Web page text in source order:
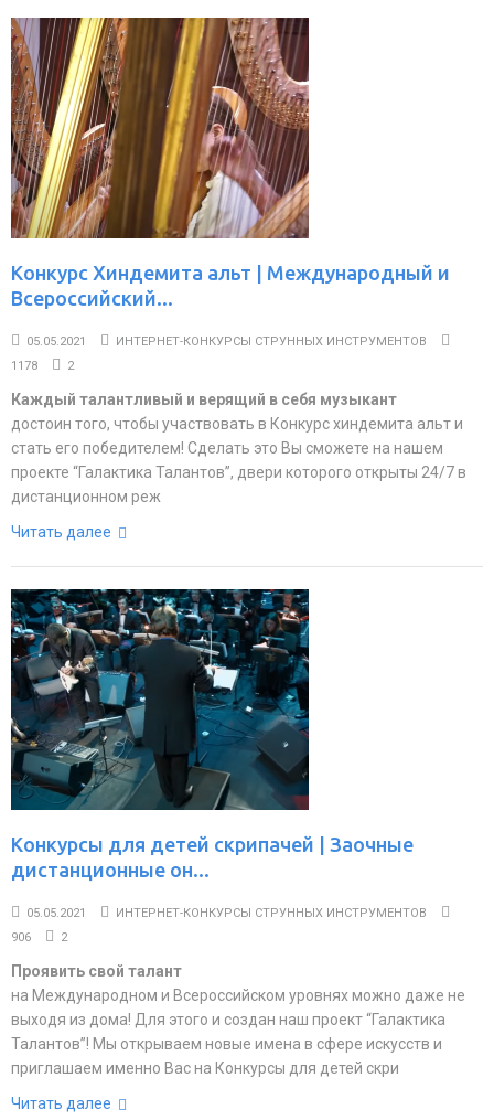
Конкурс Хиндемита альт | Международный и
Всероссийский...
05.05.2021
ИНТЕРНЕТ-КОНКУРСЫ СТРУННЫХ ИНСТРУМЕНТОВ
1178
2
Каждый талантливый и верящий в себя музыкант
достоин того, чтобы участвовать в Конкурс хиндемита альт и
стать его победителем! Сделать это Вы сможете на нашем
проекте “Галактика Талантов”, двери которого открыты 24/7 в
дистанционном реж
Читать далее
Конкурсы для детей скрипачей | Заочные
дистанционные он...
05.05.2021
ИНТЕРНЕТ-КОНКУРСЫ СТРУННЫХ ИНСТРУМЕНТОВ
906
2
Проявить свой талант
на Международном и Всероссийском уровнях можно даже не
выходя из дома! Для этого и создан наш проект “Галактика
Талантов”! Мы открываем новые имена в сфере искусств и
приглашаем именно Вас на Конкурсы для детей скри
Читать далее